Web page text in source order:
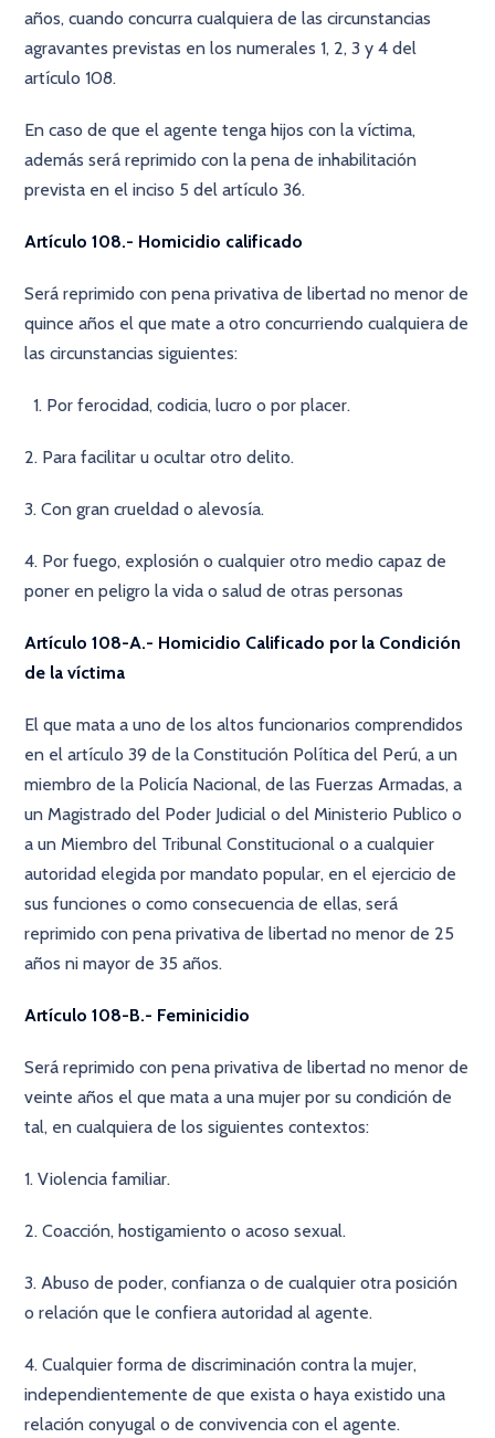
años, cuando concurra cualquiera de las circunstancias
agravantes previstas en los numerales 1, 2, 3 y 4 del
artículo 108.
En caso de que el agente tenga hijos con la víctima,
además será reprimido con la pena de inhabilitación
prevista en el inciso 5 del artículo 36.
Artículo 108.- Homicidio calificado
Será reprimido con pena privativa de libertad no menor de
quince años el que mate a otro concurriendo cualquiera de
las circunstancias siguientes:
Por ferocidad, codicia, lucro o por placer.
2. Para facilitar u ocultar otro delito.
3. Con gran crueldad o alevosía.
4. Por fuego, explosión o cualquier otro medio capaz de
poner en peligro la vida o salud de otras personas
Artículo 108-A.- Homicidio Calificado por la Condición
de la víctima
El que mata a uno de los altos funcionarios comprendidos
en el artículo 39 de la Constitución Política del Perú, a un
miembro de la Policía Nacional, de las Fuerzas Armadas, a
un Magistrado del Poder Judicial o del Ministerio Publico o
a un Miembro del Tribunal Constitucional o a cualquier
autoridad elegida por mandato popular, en el ejercicio de
sus funciones o como consecuencia de ellas, será
reprimido con pena privativa de libertad no menor de 25
años ni mayor de 35 años.
Artículo 108-B.- Feminicidio
Será reprimido con pena privativa de libertad no menor de
veinte años el que mata a una mujer por su condición de
tal, en cualquiera de los siguientes contextos:
1. Violencia familiar.
2. Coacción, hostigamiento o acoso sexual.
3. Abuso de poder, confianza o de cualquier otra posición
o relación que le confiera autoridad al agente.
4. Cualquier forma de discriminación contra la mujer,
independientemente de que exista o haya existido una
relación conyugal o de convivencia con el agente.